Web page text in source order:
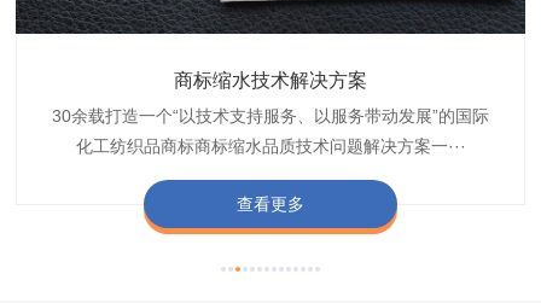
商标缩水技术解决方案
30余载打造一个“以技术支持服务、以服务带动发展”的国际
化工纺织品商标商标缩水品质技术问题解决方案一···
查看更多
织带商标防水技术解决方案
博准公司专注于织带商标防水技术解决方案30余载,励志于
纺织品商标企业打造含油量超标品质技术问题解决方···
查看更多
服装颜色不匀技术解决方案
博准是一家专注30余载设计研发织唛印唛商标、织带服装颜
色不匀品质技术问题解决方案一站式服务提供商,技···
查看更多
纺织品阻燃母粒
博准致力于成为纺织品商标阻燃母粒剂,TF-W760,TF-W760
阻燃母粒剂加工定制服务实力提供商,···
查看更多